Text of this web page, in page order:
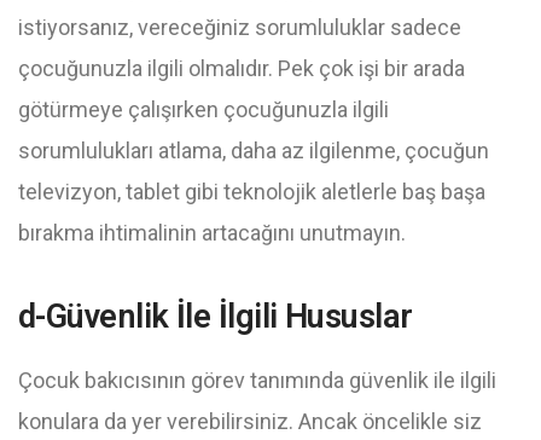
istiyorsanız, vereceğiniz sorumluluklar sadece
çocuğunuzla ilgili olmalıdır. Pek çok işi bir arada
götürmeye çalışırken çocuğunuzla ilgili
sorumlulukları atlama, daha az ilgilenme, çocuğun
televizyon, tablet gibi teknolojik aletlerle baş başa
bırakma ihtimalinin artacağını unutmayın.
d-Güvenlik İle İlgili Hususlar
Çocuk bakıcısının görev tanımında güvenlik ile ilgili
konulara da yer verebilirsiniz. Ancak öncelikle siz